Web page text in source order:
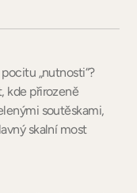
„nutnosti“?
kde přirozeně
soutěskami,
skalní most